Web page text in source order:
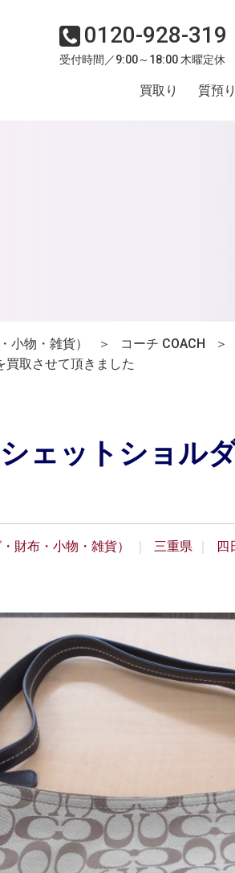
0120-928-319
受付時間／9:00～18:00 木曜定休
買取り 質預り
小物・雑貨） ＞ コーチ COACH
＞
取させて頂きました
ェットショル
財布・小物・雑貨） 三重県 四